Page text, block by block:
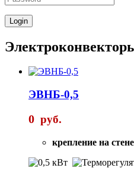
ЭВНБ-0,5
0 руб.
крепление на стене